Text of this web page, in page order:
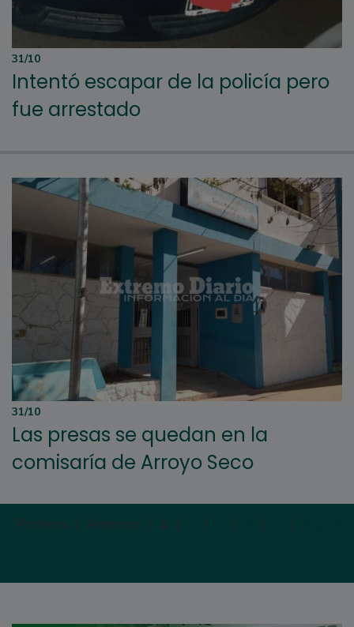
31/10
Intentó escapar de la policía pero
fue arrestado
31/10
Las presas se quedan en la
comisaría de Arroyo Seco
Primera | Anterior | 1 | | | | |